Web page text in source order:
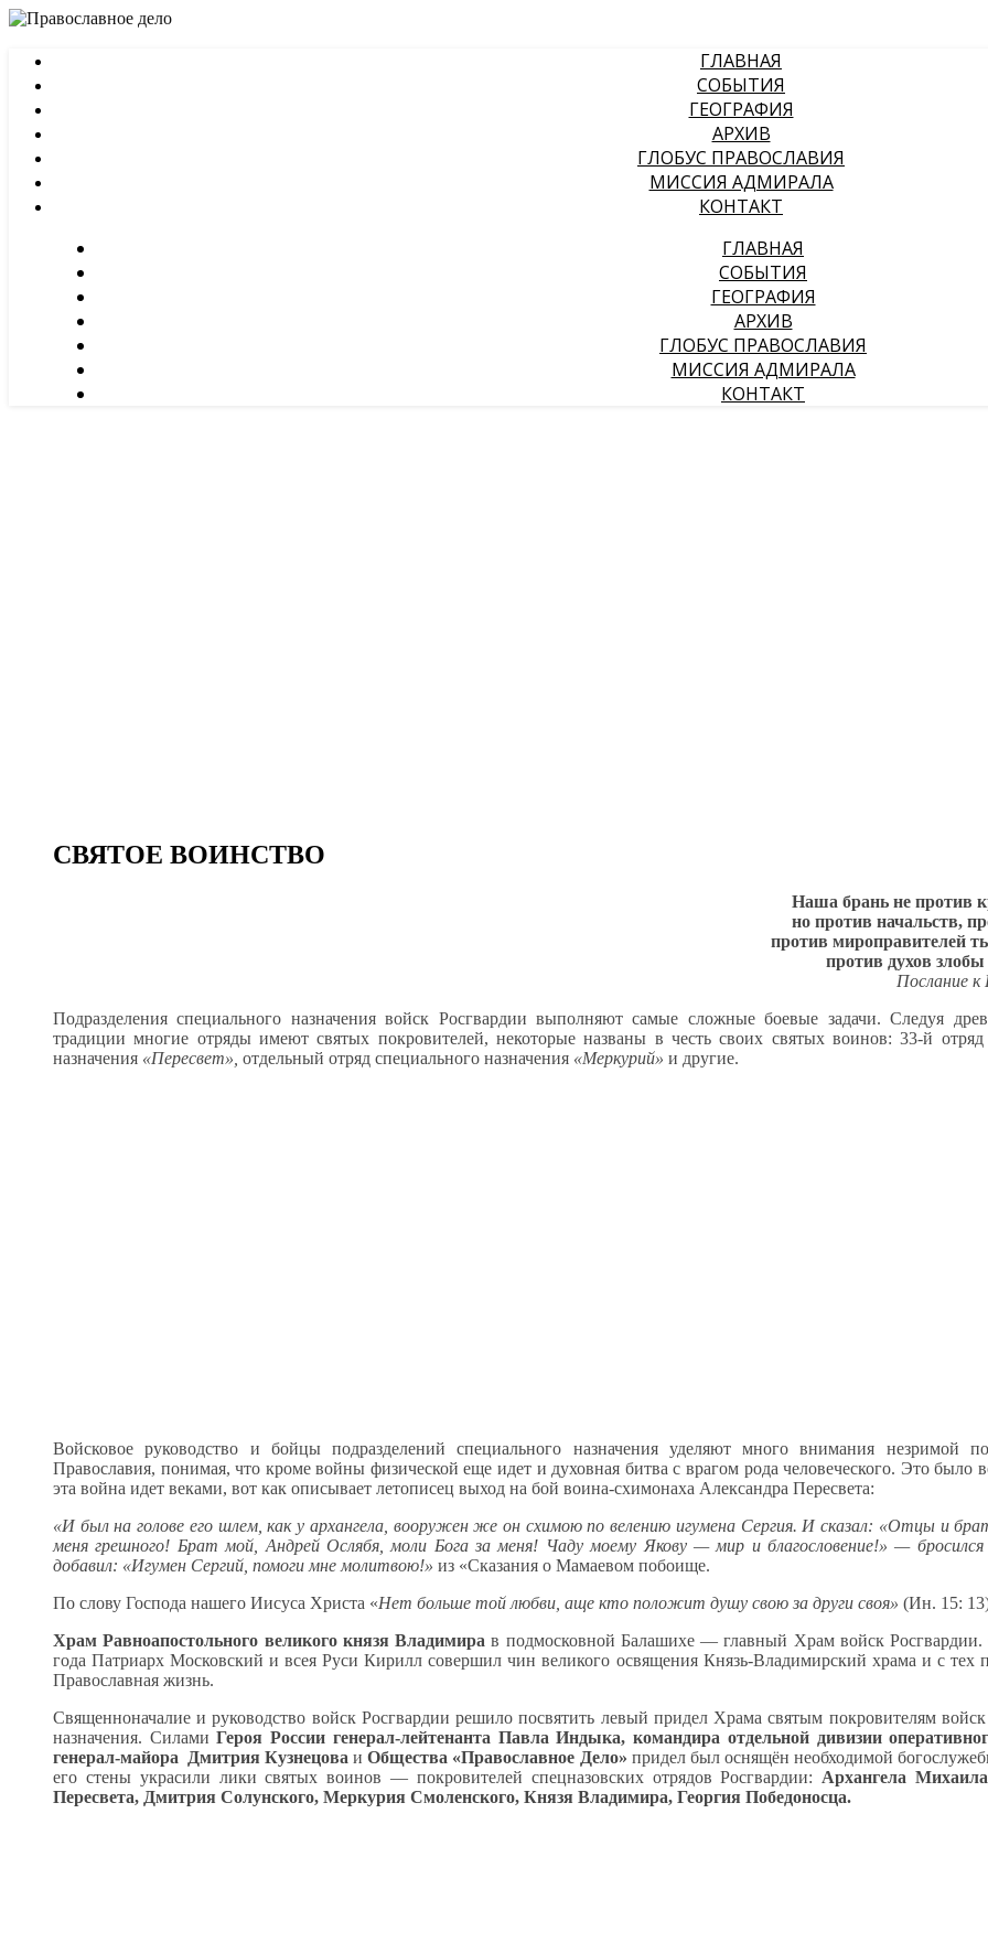
ГЛАВНАЯ
СОБЫТИЯ
ГЕОГРАФИЯ
АРХИВ
ГЛОБУС ПРАВОСЛАВИЯ
МИССИЯ АДМИРАЛА
КОНТАКТ
ГЛАВНАЯ
СОБЫТИЯ
ГЕОГРАФИЯ
АРХИВ
ГЛОБУС ПРАВОСЛАВИЯ
МИССИЯ АДМИРАЛА
КОНТАКТ
СВЯТОЕ ВОИНСТВО
Наша брань не против
но против начальств,
против мироправителей
против духов
Послание
Подразделения специального назначения войск Росгвардии выполняют самые сложные боевые задачи. Следуя
традиции многие отряды имеют святых покровителей, некоторые названы в честь своих святых воинов: 33-й отряд
назначения «Пересвет», отдельный отряд специального назначения «Меркурий» и другие.
Войсковое руководство и бойцы подразделений специального назначения уделяют много внимания незримой
Православия, понимая, что кроме войны физической еще идет и духовная битва с врагом рода человеческого. Это было
эта война идет веками, вот как описывает летописец выход на бой воина-схимонаха Александра Пересвета:
«И был на голове его шлем, как у архангела, вооружен же он схимою по велению игумена Сергия. И сказал: «Отцы и
меня грешного! Брат мой, Андрей Ослябя, моли Бога за меня! Чаду моему Якову — мир и благословение!» — бросился
добавил: «Игумен Сергий, помоги мне молитвою!» из «Сказания о Мамаевом побоище.
По слову Господа нашего Иисуса Христа «Нет больше той любви, аще кто положит душу свою за други своя» (Ин. 15:
Храм Равноапостольного великого князя Владимира в подмосковной Балашихе — главный Храм войск Росгвардии.
года Патриарх Московский и всея Руси Кирилл совершил чин великого освящения Князь-Владимирский храма и с тех
Православная жизнь.
Священноначалие и руководство войск Росгвардии решило посвятить левый придел Храма святым покровителям войск
назначения. СиламиГероя России генерал-лейтенанта Павла Индыка, командира отдельной дивизии
генерал-майора Дмитрия Кузнецова иОбщества «Православное Дело» придел был оснящён необходимой
его стены украсили лики святых воинов — покровителей спецназовских отрядов Росгвардии: Архангела
Пересвета, Дмитрия Солунского, Меркурия Смоленского, Князя Владимира, Георгия Победоносца.